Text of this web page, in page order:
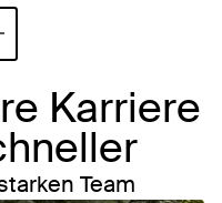
Karriere
Team